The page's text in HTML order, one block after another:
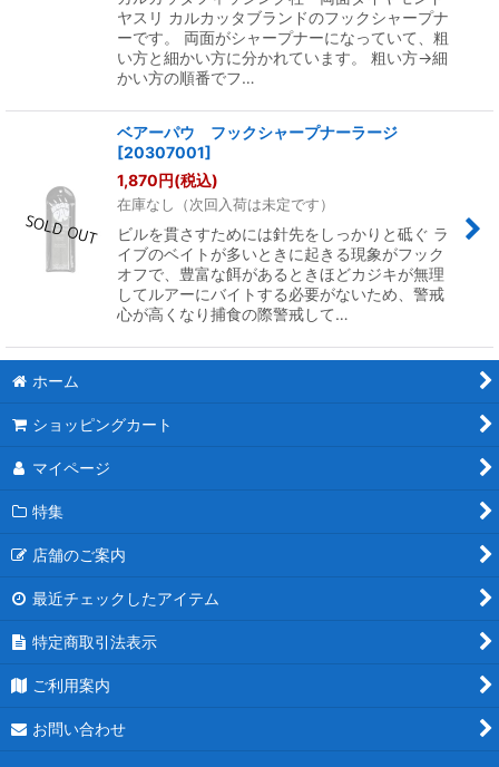
ヤスリ カルカッタブランドのフックシャープナ
ーです。 両面がシャープナーになっていて、粗
い方と細かい方に分かれています。 粗い方→細
かい方の順番でフ…
ベアーパウ フックシャープナーラージ
[20307001]
1,870円(税込)
在庫なし（次回入荷は未定です）
ビルを貫さすためには針先をしっかりと砥ぐ ラ
イブのベイトが多いときに起きる現象がフック
オフで、豊富な餌があるときほどカジキが無理
してルアーにバイトする必要がないため、警戒
心が高くなり捕食の際警戒して…
ホーム
ショッピングカート
マイページ
特集
店舗のご案内
最近チェックしたアイテム
特定商取引法表示
ご利用案内
お問い合わせ